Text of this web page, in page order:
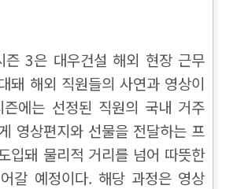
즌 3은 대우건설 해외 현장 근무
돼 해외 직원들의 사연과 영상이
에는 선정된 직원의 국내 거주
영상편지와 선물을 전달하는 프
입돼 물리적 거리를 넘어 따뜻한
갈 예정이다. 해당 과정은 영상